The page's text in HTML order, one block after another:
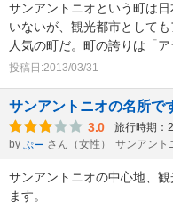
サンアントニオという町は
いないが、観光都市として
人気の町だ。町の誇りは「ア
投稿日:2013/03/31
サンアントニオの名所で
3.0 旅行時期：
by ぷー さん（女性） サンアント
サンアントニオの中心地、
ます。